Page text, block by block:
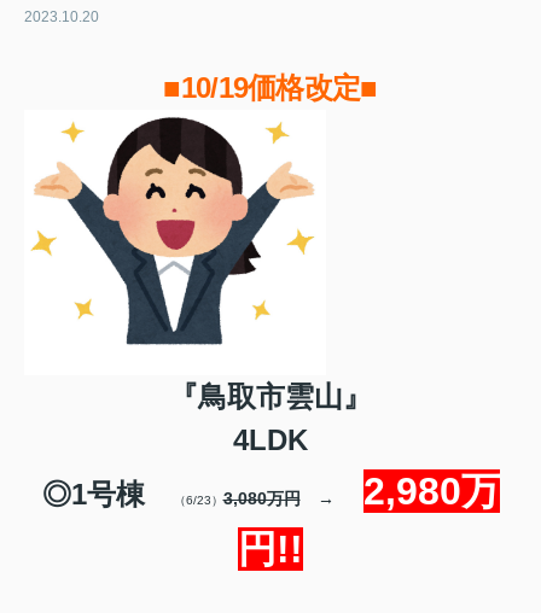
2023.10.20
■10/19価格改定■
『鳥取市雲山』
4LDK
◎1号棟
（6/23）3,080万円→
2,980万
円!!